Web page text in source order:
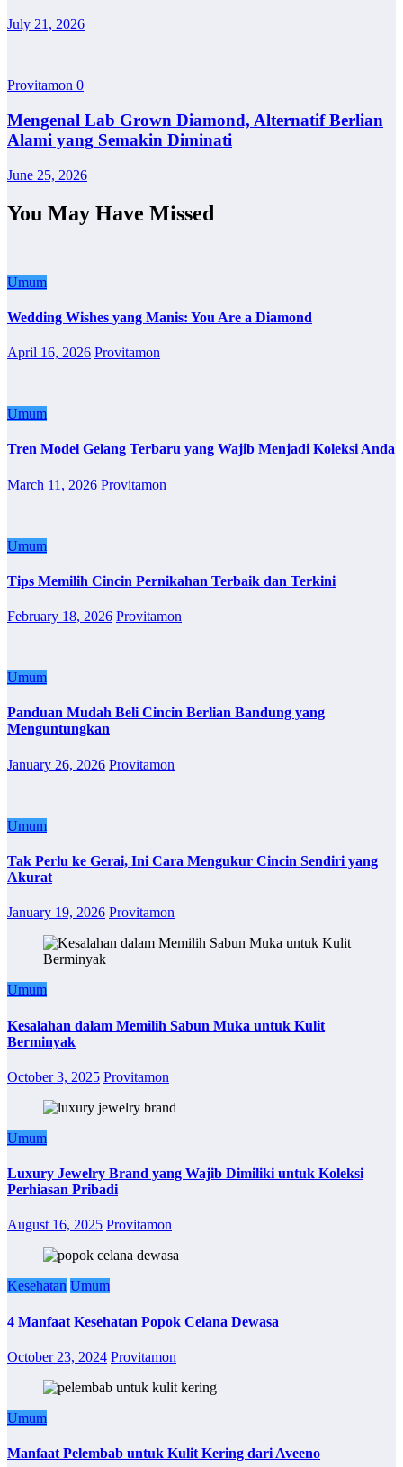
July 21, 2026
Provitamon 0
Mengenal Lab Grown Diamond, Alternatif Berlian
Alami yang Semakin Diminati
June 25, 2026
You May Have Missed
Umum
Wedding Wishes yang Manis: You Are a Diamond
April 16, 2026 Provitamon
Umum
Tren Model Gelang Terbaru yang Wajib Menjadi Koleksi Anda
March 11, 2026 Provitamon
Umum
Tips Memilih Cincin Pernikahan Terbaik dan Terkini
February 18, 2026 Provitamon
Umum
Panduan Mudah Beli Cincin Berlian Bandung yang
Menguntungkan
January 26, 2026 Provitamon
Umum
Tak Perlu ke Gerai, Ini Cara Mengukur Cincin Sendiri yang
Akurat
January 19, 2026 Provitamon
Umum
Kesalahan dalam Memilih Sabun Muka untuk Kulit
Berminyak
October 3, 2025 Provitamon
Umum
Luxury Jewelry Brand yang Wajib Dimiliki untuk Koleksi
Perhiasan Pribadi
August 16, 2025 Provitamon
Kesehatan Umum
4 Manfaat Kesehatan Popok Celana Dewasa
October 23, 2024 Provitamon
Umum
Manfaat Pelembab untuk Kulit Kering dari Aveeno